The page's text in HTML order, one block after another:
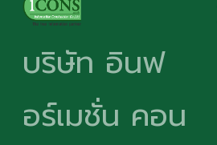
บริษัท อินฟ
อร์เมชั่น คอน